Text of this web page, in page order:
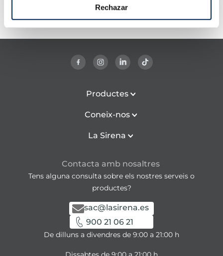
Rechazar
Error:Request failed with status code 429
Productes
Coneix-nos
La Sirena
Contacta amb nosaltres
Tens alguna consulta sobre els nostres serveis o
productes?
sac@lasirena.es
900 21 06 21
De dilluns a divendres de 9:00 a 21:00 h